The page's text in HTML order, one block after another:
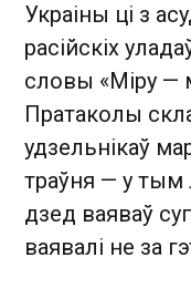
Украіны ці з
расійскіх
словы «Міру —
Пратаколы
удзельнікаў
траўня — у тым
дзед ваяваў
ваявалі не за